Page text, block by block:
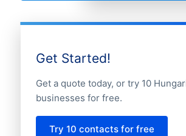
Get Started!
Get a quote today, or try 10
businesses for free.
Try 10 contacts for free